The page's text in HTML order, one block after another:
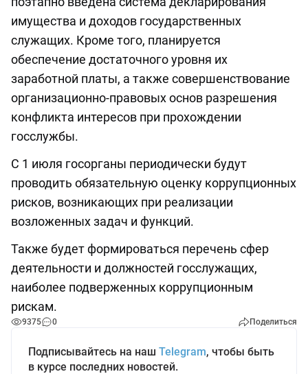
имущества и доходов государственных
служащих. Кроме того, планируется
обеспечение достаточного уровня их
заработной платы, а также совершенствование
организационно-правовых основ разрешения
конфликта интересов при прохождении
госслужбы.
С 1 июля госорганы периодически будут
проводить обязательную оценку коррупционных
рисков, возникающих при реализации
возложенных задач и функций.
Также будет формироваться перечень сфер
деятельности и должностей госслужащих,
наиболее подверженных коррупционным
рискам.
9375 0 Поделиться
Подписывайтесь на наш Telegram, чтобы быть
в курсе последних новостей.